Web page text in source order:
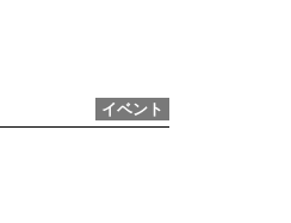
イベント